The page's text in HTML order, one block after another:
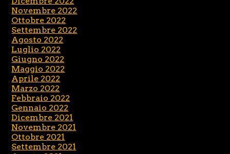
Novembre 2022
Ottobre 2022
Settembre 2022
Agosto 2022
Luglio 2022
Giugno 2022
Maggio 2022
Aprile 2022
Marzo 2022
Febbraio 2022
Gennaio 2022
Dicembre 2021
Novembre 2021
Ottobre 2021
Settembre 2021